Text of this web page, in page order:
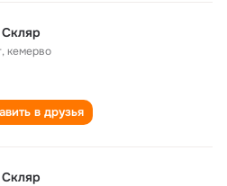
,кемерво
в друзья